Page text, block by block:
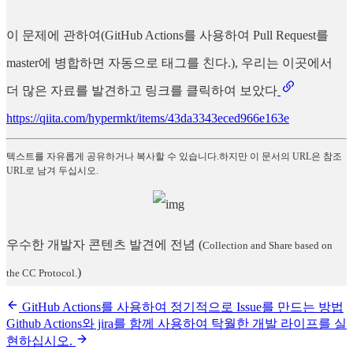
이 문제에 관하여(GitHub Actions를 사용하여 Pull Request를
master에 병합하면 자동으로 태그를 친다.), 우리는 이곳에서
더 많은 자료를 발견하고 링크를 클릭하여 보았다
https://qiita.com/hypermkt/items/43da3343eced966e163e
텍스트를 자유롭게 공유하거나 복사할 수 있습니다.하지만 이 문서의 URL은 참조
URL로 남겨 두십시오.
우수한 개발자 콘텐츠 발견에 전념 (Collection and Share based on
the CC Protocol.)
GitHub Actions를 사용하여 정기적으로 Issue를 만드는 방법
Github Actions와 jira를 함께 사용하여 탁월한 개발 라이프를 실
현하십시오.